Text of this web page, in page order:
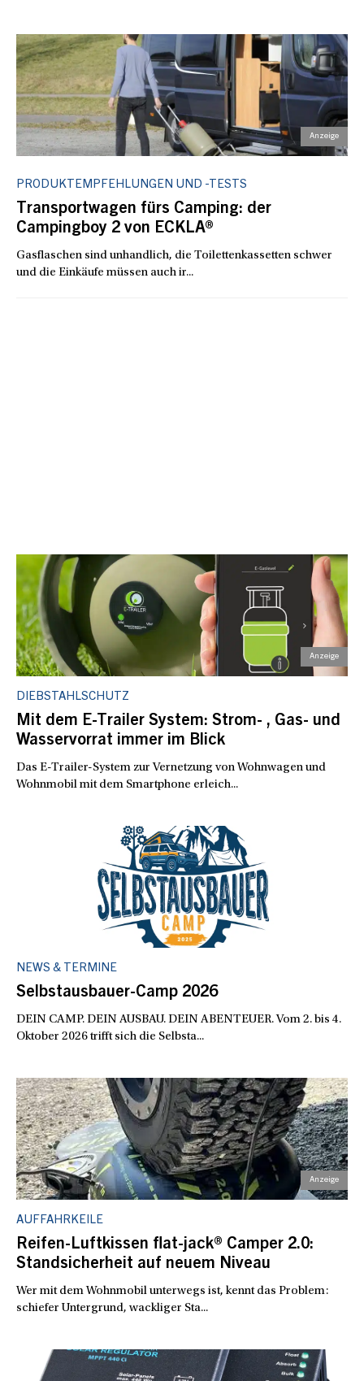
PRODUKTEMPFEHLUNGEN UND -TESTS
Transportwagen fürs Camping: der
Campingboy 2 von ECKLA®
Gasflaschen sind unhandlich, die Toilettenkassetten schwer
und die Einkäufe müssen auch ir...
AUFFAHRKEILE
Reifen-Luftkissen flat-jack® Camper 2.0:
Standsicherheit auf neuem Niveau
Wer mit dem Wohnmobil unterwegs ist, kennt das Problem:
schiefer Untergrund, wackliger Sta...
NEWS & TERMINE
Selbstausbauer-Camp 2026
DEIN CAMP. DEIN AUSBAU. DEIN ABENTEUER. Vom 2. bis 4.
Oktober 2026 trifft sich die Selbsta...
DIEBSTAHLSCHUTZ
Mit dem E-Trailer System: Strom- , Gas- und
Wasservorrat immer im Blick
Das E-Trailer-System zur Vernetzung von Wohnwagen und
Wohnmobil mit dem Smartphone erleich...